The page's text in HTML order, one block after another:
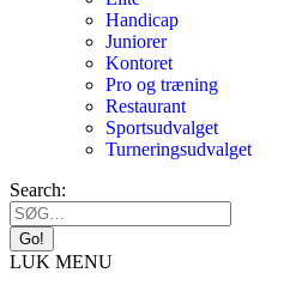
Handicap
Juniorer
Kontoret
Pro og træning
Restaurant
Sportsudvalget
Turneringsudvalget
Search:
LUK MENU